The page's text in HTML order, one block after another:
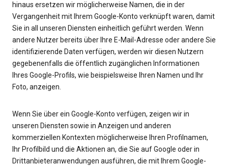
hinaus ersetzen wir möglicherweise Namen, die in der
Vergangenheit mit Ihrem Google-Konto verknüpft waren, damit
Sie in all unseren Diensten einheitlich geführt werden. Wenn
andere Nutzer bereits über Ihre E-Mail-Adresse oder andere Sie
identifizierende Daten verfügen, werden wir diesen Nutzern
gegebenenfalls die öffentlich zugänglichen Informationen
Ihres Google-Profils, wie beispielsweise Ihren Namen und Ihr
Foto, anzeigen.
Wenn Sie über ein Google-Konto verfügen, zeigen wir in
unseren Diensten sowie in Anzeigen und anderen
kommerziellen Kontexten möglicherweise Ihren Profilnamen,
Ihr Profilbild und die Aktionen an, die Sie auf Google oder in
Drittanbieteranwendungen ausführen, die mit Ihrem Google-